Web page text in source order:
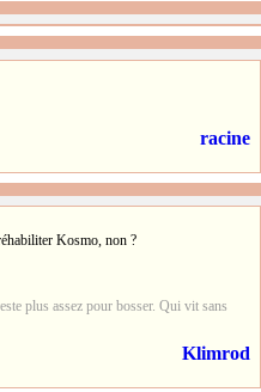
racine
Kosmo, non ?
plus assez pour bosser. Qui vit sans
Klimrod